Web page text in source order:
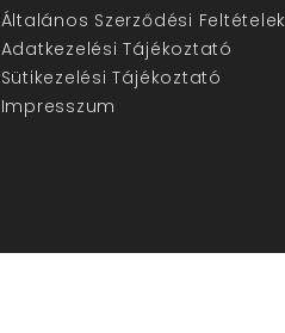
Általános Szerződési Feltételek
Adatkezelési Tájékoztató
Sütikezelési Tájékoztató
Impresszum